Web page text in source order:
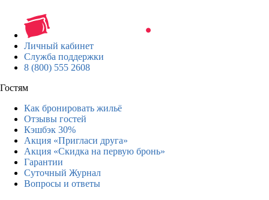
Личный кабинет
Служба поддержки
8 (800) 555 2608
Гостям
Как бронировать жильё
Отзывы гостей
Кэшбэк 30%
Акция «Пригласи друга»
Акция «Скидка на первую бронь»
Гарантии
Суточный Журнал
Вопросы и ответы